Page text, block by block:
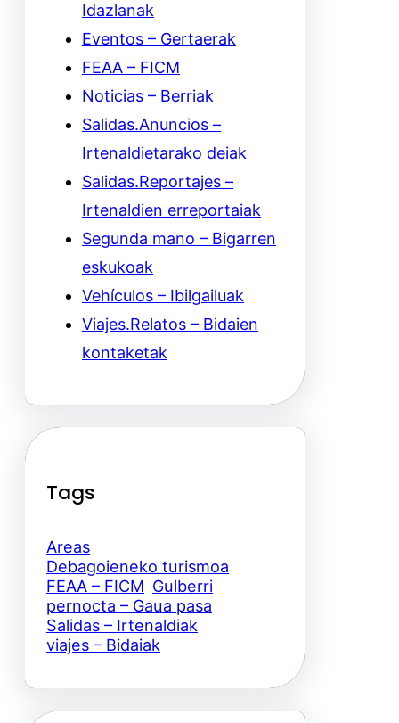
Idazlanak
Eventos – Gertaerak
FEAA – FICM
Noticias – Berriak
Salidas.Anuncios –
Irtenaldietarako deiak
Salidas.Reportajes –
Irtenaldien erreportaiak
Segunda mano – Bigarren
eskukoak
Vehículos – Ibilgailuak
Viajes.Relatos – Bidaien
kontaketak
Tags
Areas
Debagoieneko turismoa
FEAA – FICM Gulberri
pernocta – Gaua pasa
Salidas – Irtenaldiak
viajes – Bidaiak